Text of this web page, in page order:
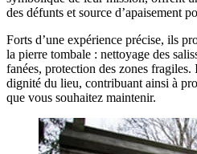
des défunts et source d’apaisement
Forts d’une expérience précise, ils
la pierre tombale : nettoyage des
fanées, protection des zones
dignité du lieu, contribuant ainsi à
que vous souhaitez maintenir.